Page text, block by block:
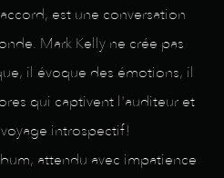
est une conversation
Mark Kelly ne crée pas
il évoque des émotions, il
qui captivent l'auditeur et
introspectif!
attendu avec impatience